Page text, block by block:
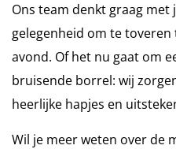
Ons team denkt graag met
gelegenheid om te
avond. Of het nu gaat om
bruisende borrel: wij
heerlijke hapjes en
Wil je meer weten over de